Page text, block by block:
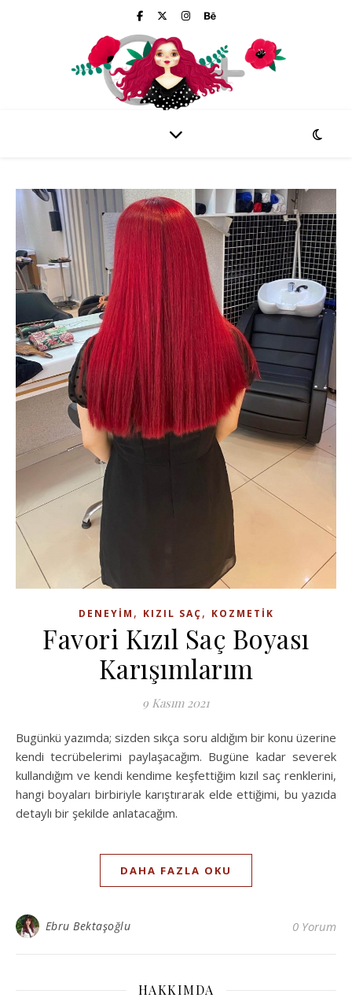
DENEYIM , KIZIL SAÇ, KOZMETIK
Favori Kızıl Saç Boyası
Karışımlarım
9 Kasım 2021
Bugünkü yazımda; sizden sıkça soru aldığım bir konu üzerine
kendi tecrübelerimi paylaşacağım. Bugüne kadar severek
kullandığım ve kendi kendime keşfettiğim kızıl saç renklerini,
hangi boyaları birbiriyle karıştırarak elde ettiğimi, bu yazıda
detaylı bir şekilde anlatacağım.
DAHA FAZLA OKU
Ebru Bektaşoğlu 0 Yorum
HAKKIMDA